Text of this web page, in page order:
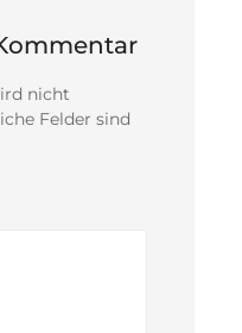
nicht
Felder sind